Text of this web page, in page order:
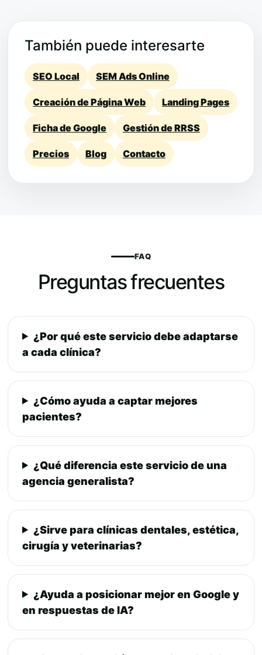
También puede interesarte
SEO Local SEM Ads Online
Creación de Página Web Landing Pages
Ficha de Google Gestión de RRSS
Precios Blog Contacto
FAQ
Preguntas frecuentes
¿Por qué este servicio debe adaptarse
a cada clínica?
¿Cómo ayuda a captar mejores
pacientes?
¿Qué diferencia este servicio de una
agencia generalista?
¿Sirve para clínicas dentales, estética,
cirugía y veterinarias?
¿Ayuda a posicionar mejor en Google y
en respuestas de IA?